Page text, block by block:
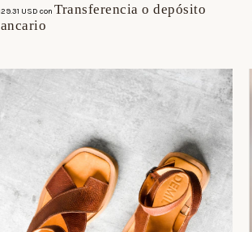
USD con Transferencia o depósito